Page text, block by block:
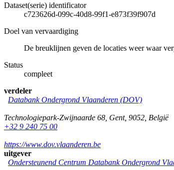
Dataset(serie) identificator
c723626d-099c-40d8-99f1-e873f39f907d
Doel van vervaardiging
De breuklijnen geven de locaties weer waar
Status
compleet
verdeler
Databank Ondergrond Vlaanderen (DOV)
Technologiepark-Zwijnaarde 68 Gent, 9052 België
+32 9 240 75 00
https://www.dov.vlaanderen.be
uitgever
Ondersteunend Centrum Databank Ondergrond